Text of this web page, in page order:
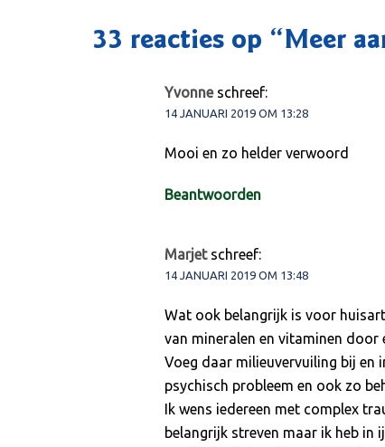
33 reacties op “Meer
Yvonne schreef:
14 JANUARI 2019 OM 13:28
Mooi en zo helder verwoord
Beantwoorden
Marjet schreef:
14 JANUARI 2019 OM 13:48
Wat ook belangrijk is voor
van mineralen en vitaminen door
Voeg daar milieuvervuiling bij
psychisch probleem en ook zo
Ik wens iedereen met complex
belangrijk streven maar ik heb in